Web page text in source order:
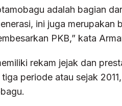
adalah bagian
ini juga merupakan
PKB,” kata
rekam jejak dan
periode atau sejak